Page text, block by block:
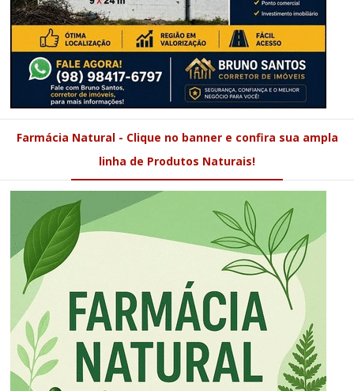
Farmácia Natural - Clique no banner e confira sua ampla
linha de Produtos Naturais!